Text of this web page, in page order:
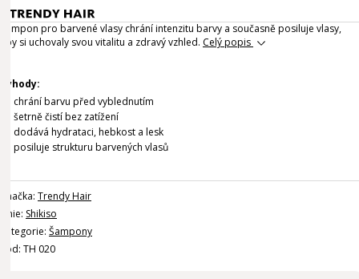
Šampon pro barvené vlasy chrání intenzitu barvy a současně posiluje vlasy,
aby si uchovaly svou vitalitu a zdravý vzhled. Celý popis
Výhody:
chrání barvu před vyblednutím
šetrně čistí bez zatížení
dodává hydrataci, hebkost a lesk
posiluje strukturu barvených vlasů
Značka: Trendy Hair
Linie: Shikiso
Kategorie: Šampony
Kód: TH 020